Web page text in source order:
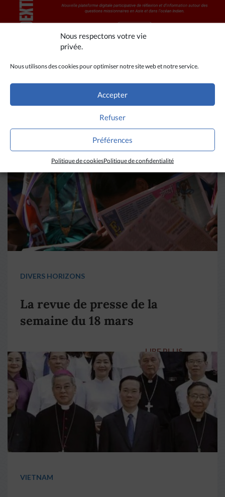
Nous respectons votre vie
privée.
Nous utilisons des cookies pour optimiser notre site web et notre service.
Accepter
Refuser
Préférences
Politique de cookiesPolitique de confidentialité
A LIRE AUSSI
DIVERS HORIZONS
La revue de presse de la
semaine du 18 mars
LIRE PLUS →
VIETNAM